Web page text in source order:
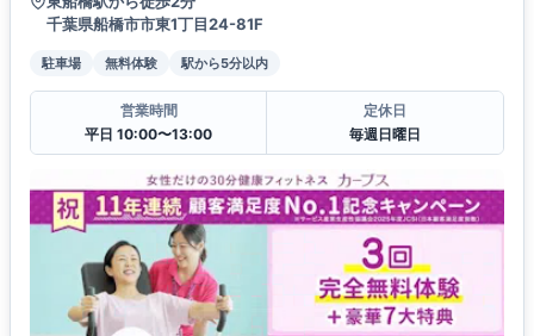
千葉県船橋市市東1丁目24-81F
駐車場 無料体験 駅から5分以内
営業時間
平日 10:00〜13:00
定休日
毎週日曜日